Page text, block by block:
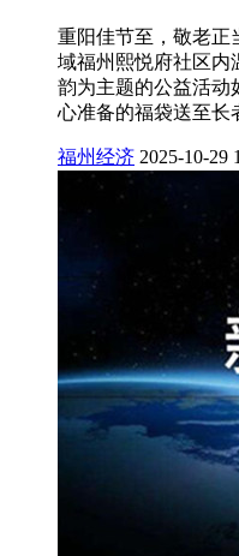
重阳佳节至，敬老正
域福州熙悦府社区内
韵为主题的公益活动
心准备的福袋送至长
福州经济 2025-10-29